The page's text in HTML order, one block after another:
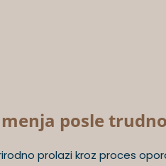
posle
prolazi kroz proces